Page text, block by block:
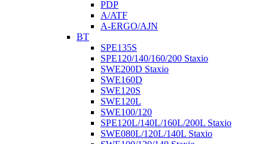
PDP
A/ATF
A-ERGO/AJN
BT
SPE135S
SPE120/140/160/200 Staxio
SWE200D Staxio
SWE160D
SWE120S
SWE120L
SWE100/120
SPE120L/140L/160L/200L Staxio
SWE080L/120L/140L Staxio